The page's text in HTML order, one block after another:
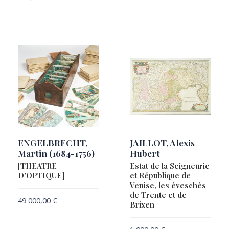
SANSON, Guillaume
SANSON, Nicolas I
SCHEDEL, Hartmann
SCHERER, Heinrich
SCHMETTAU, Samuel Graf von
SEUTTER, Matthäus
SIMMONS, William Henry
SONNENSTERN, Maximilian von
TANNER, Henry Schenck
ENGELBRECHT,
Martin (1684-1756)
[THEATRE
D’OPTIQUE]
49 000,00 €
JAILLOT, Alexis
Hubert
Estat de la Seigneurie
et République de
Venise, les éveschés
de Trente et de
Brixen